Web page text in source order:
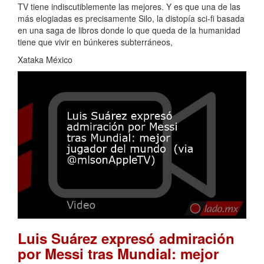
TV tiene indiscutiblemente las mejores. Y es que una de las
más elogiadas es precisamente Silo, la distopía sci-fi basada
en una saga de libros donde lo que queda de la humanidad
tiene que vivir en búnkeres subterráneos,
Xataka México
Luis Suárez expresó admiración
por Messi tras Mundial: mejor